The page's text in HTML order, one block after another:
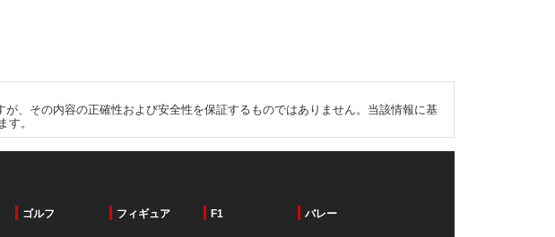
、その内容の正確性および安全性を保証するものではありません。当該情報に基
す。
ゴルフ フィギュア F1 バレー